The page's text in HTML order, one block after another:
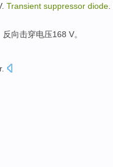
Transient suppressor diode
反向击穿电压168 V。
.